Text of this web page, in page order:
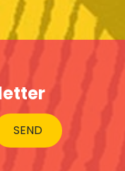
SEND